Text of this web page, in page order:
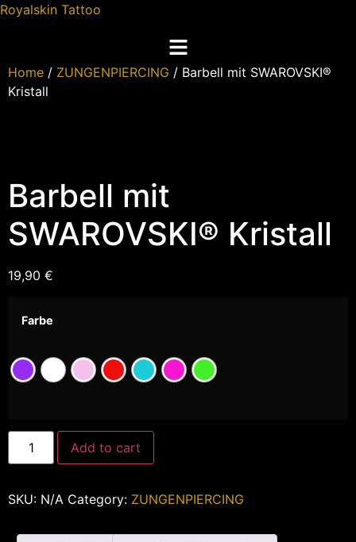
Royalskin Tattoo
Home / ZUNGENPIERCING / Barbell mit SWAROVSKI®
Kristall
Barbell mit
SWAROVSKI® Kristall
19,90 €
Farbe
Add to cart
SKU: N/A Category: ZUNGENPIERCING